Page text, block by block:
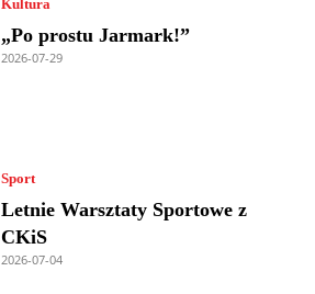
Kultura
„Po prostu Jarmark!”
2026-07-29
Sport
Letnie Warsztaty Sportowe z
CKiS
2026-07-04